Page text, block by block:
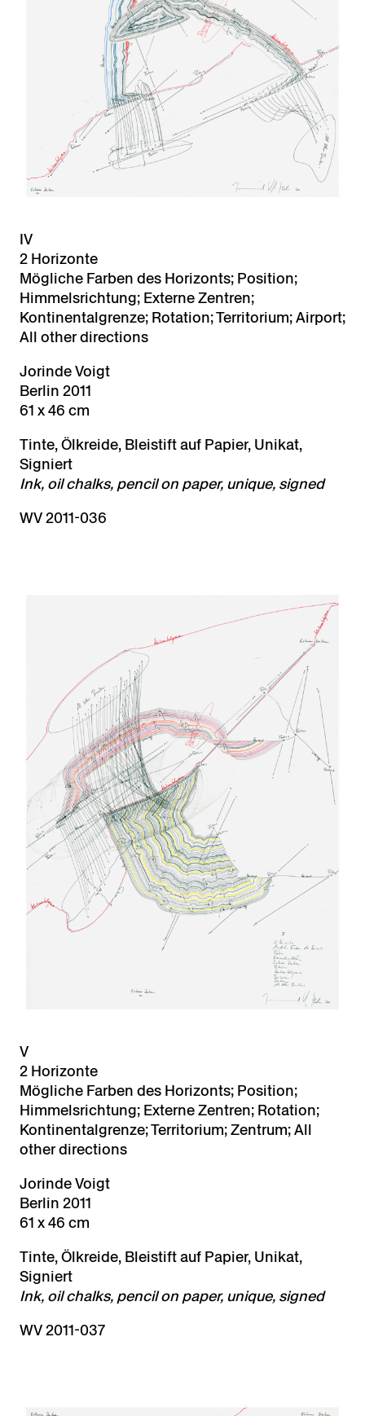
IV
2 Horizonte
Mögliche Farben des Horizonts; Position;
Himmelsrichtung; Externe Zentren;
Kontinentalgrenze; Rotation; Territorium; Airport;
All other directions
Jorinde Voigt
Berlin 2011
61 x 46 cm
Tinte, Ölkreide, Bleistift auf Papier, Unikat,
Signiert
Ink, oil chalks, pencil on paper, unique, signed
WV 2011-036
V
2 Horizonte
Mögliche Farben des Horizonts; Position;
Himmelsrichtung; Externe Zentren; Rotation;
Kontinentalgrenze; Territorium; Zentrum; All
other directions
Jorinde Voigt
Berlin 2011
61 x 46 cm
Tinte, Ölkreide, Bleistift auf Papier, Unikat,
Signiert
Ink, oil chalks, pencil on paper, unique, signed
WV 2011-037